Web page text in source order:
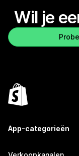
Wil je
App-categorieën